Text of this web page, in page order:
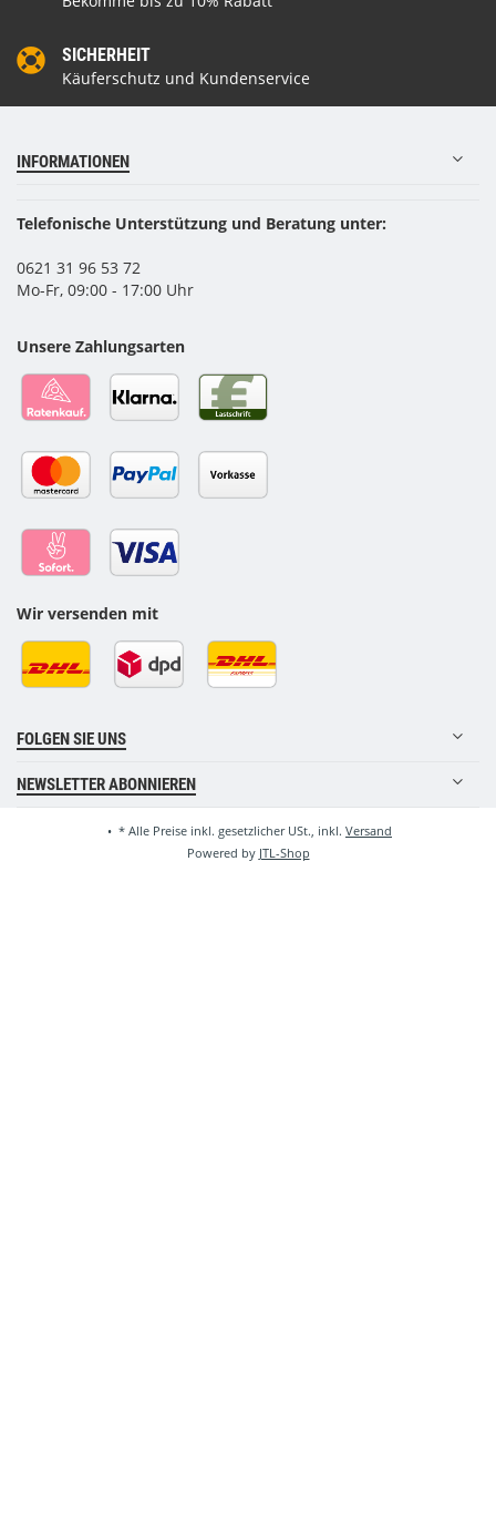
SICHERHEIT
Käuferschutz und Kundenservice
INFORMATIONEN
Telefonische Unterstützung und Beratung unter:
0621 31 96 53 72
Mo-Fr, 09:00 - 17:00 Uhr
Unsere Zahlungsarten
Wir versenden mit
FOLGEN SIE UNS
NEWSLETTER ABONNIEREN
• * Alle Preise inkl. gesetzlicher USt., inkl. Versand
Powered by JTL-Shop